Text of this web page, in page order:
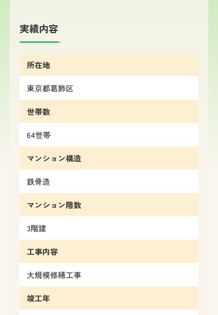
実績内容
所在地
東京都葛飾区
世帯数
64世帯
マンション構造
鉄骨造
マンション階数
3階建
工事内容
大規模修繕工事
竣工年